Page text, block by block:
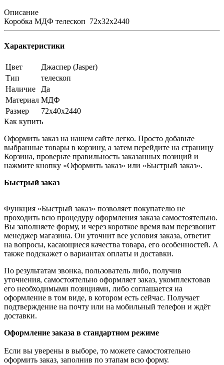
Описание
Коробка МДФ телескоп 72х32х2440
Характеристики
Цвет
Джаспер (Jasper)
Тип
телескоп
Наличие
Да
Материал МДФ
Размер
72х40х2440
Как купить
Оформить заказ на нашем сайте легко. Просто добавьте
выбранные товары в корзину, а затем перейдите на страницу
Корзина, проверьте правильность заказанных позиций и
нажмите кнопку «Оформить заказ» или «Быстрый заказ».
Быстрый заказ
Функция «Быстрый заказ» позволяет покупателю не
проходить всю процедуру оформления заказа самостоятельно.
Вы заполняете форму, и через короткое время вам перезвонит
менеджер магазина. Он уточнит все условия заказа, ответит
на вопросы, касающиеся качества товара, его особенностей. А
также подскажет о вариантах оплаты и доставки.
По результатам звонка, пользователь либо, получив
уточнения, самостоятельно оформляет заказ, укомплектовав
его необходимыми позициями, либо соглашается на
оформление в том виде, в котором есть сейчас. Получает
подтверждение на почту или на мобильный телефон и ждёт
доставки.
Оформление заказа в стандартном режиме
Если вы уверены в выборе, то можете самостоятельно
оформить заказ, заполнив по этапам всю форму.